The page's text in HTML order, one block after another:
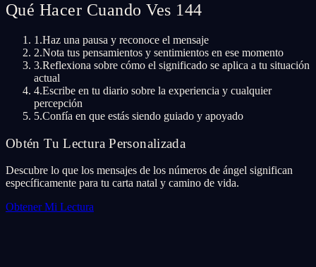
Qué Hacer Cuando Ves 144
1.Haz una pausa y reconoce el mensaje
2.Nota tus pensamientos y sentimientos en ese momento
3.Reflexiona sobre cómo el significado se aplica a tu situación
actual
4.Escribe en tu diario sobre la experiencia y cualquier
percepción
5.Confía en que estás siendo guiado y apoyado
Obtén Tu Lectura Personalizada
Descubre lo que los mensajes de los números de ángel significan
específicamente para tu carta natal y camino de vida.
Obtener Mi Lectura